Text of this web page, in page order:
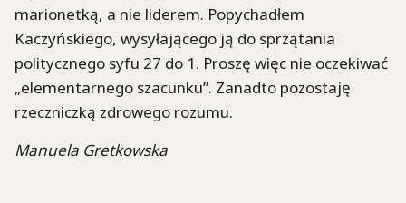
marionetką, a nie liderem. Popychadłem
Kaczyńskiego, wysyłającego ją do sprzątania
politycznego syfu 27 do 1. Proszę więc nie oczekiwać
„elementarnego szacunku”. Zanadto pozostaję
rzeczniczką zdrowego rozumu.
Manuela Gretkowska